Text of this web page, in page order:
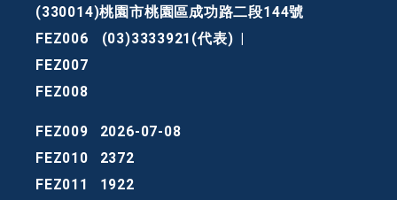
(330014)桃園市桃園區成功路二段144號
FEZ006
(03)3333921(代表)
FEZ007
FEZ008
FEZ009
2026-07-08
FEZ010
2372
FEZ011
1922